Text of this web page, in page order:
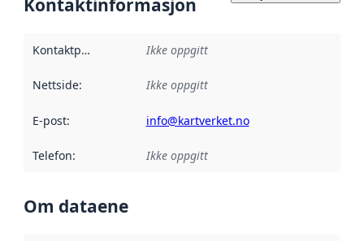
Kontaktinformasjon
Kontaktpunkt Ikke oppgitt
Nettside: Ikke oppgitt
E-post: info@kartverket.no
Telefon: Ikke oppgitt
Om dataene